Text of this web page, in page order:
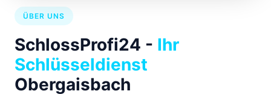
ÜBER UNS
SchlossProfi24 - Ihr
Schlüsseldienst
Obergaisbach